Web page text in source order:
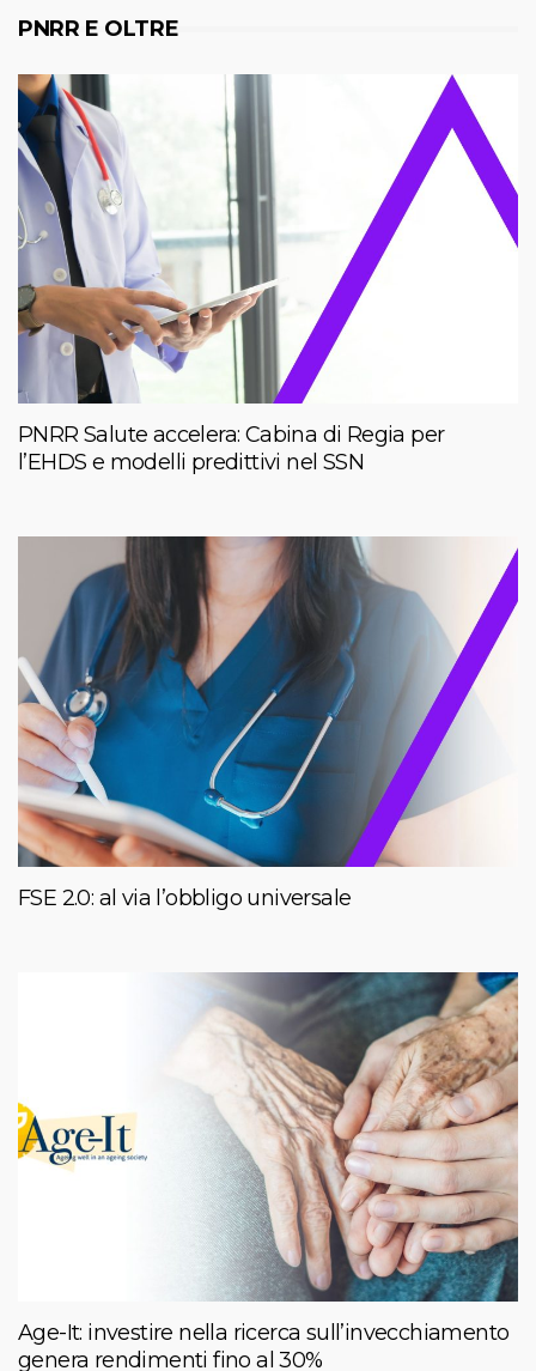
PNRR E OLTRE
PNRR Salute accelera: Cabina di Regia per
l’EHDS e modelli predittivi nel SSN
FSE 2.0: al via l’obbligo universale
Age-It: investire nella ricerca sull’invecchiamento
genera rendimenti fino al 30%